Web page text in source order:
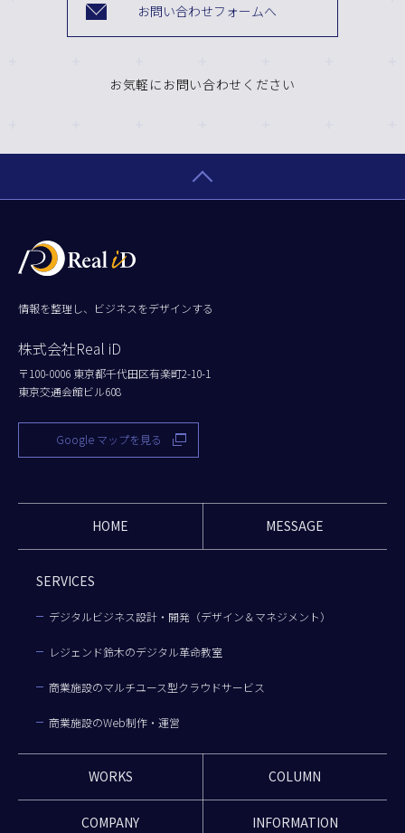
お問い合わせフォームへ
お気軽にお問い合わせください
情報を整理し、ビジネスをデザインする
株式会社Real iD
〒100-0006 東京都千代田区有楽町2-10-1
東京交通会館ビル608
Google マップを見る
HOME MESSAGE
SERVICES
デジタルビジネス設計・開発（デザイン＆マネジメント）
レジェンド鈴木のデジタル革命教室
商業施設のマルチユース型クラウドサービス
商業施設のWeb制作・運営
WORKS COLUMN
COMPANY INFORMATION